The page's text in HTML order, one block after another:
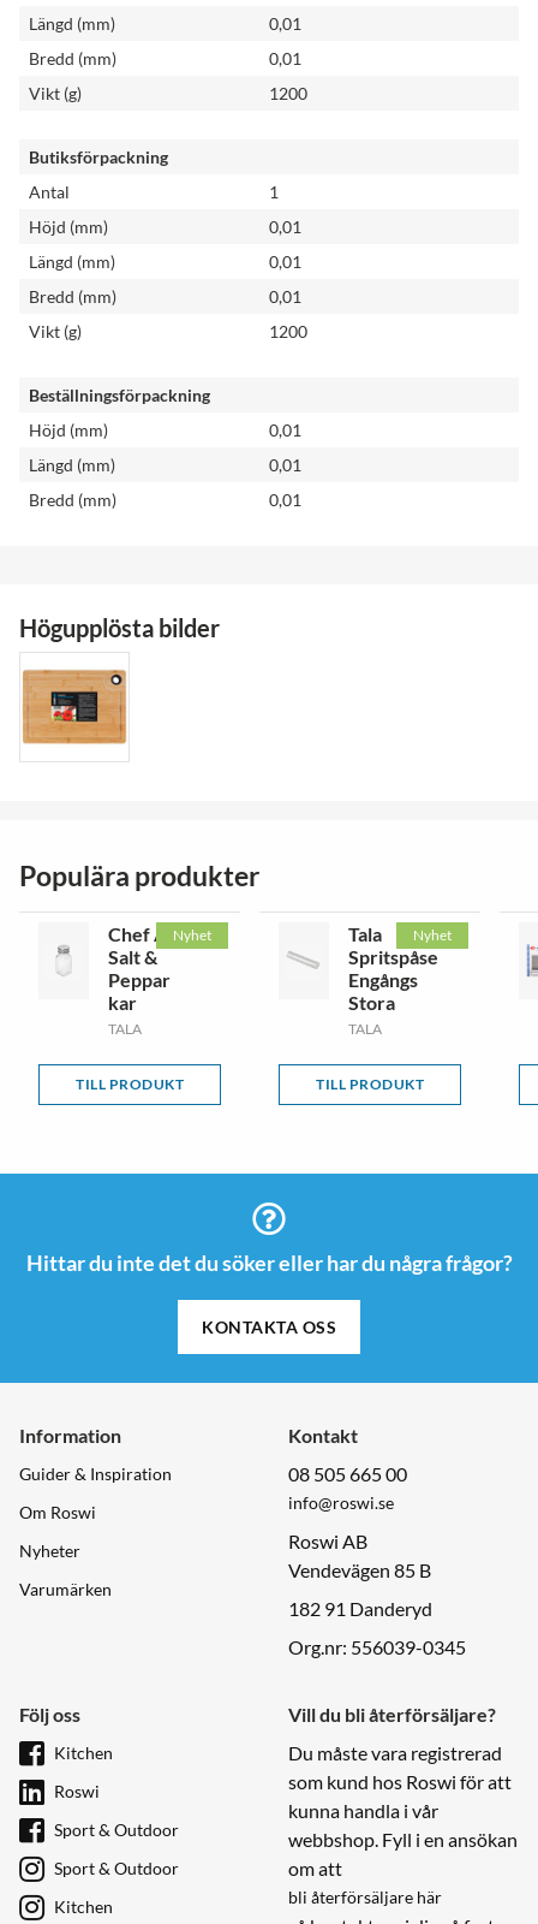
Längd (mm)
0,01
Bredd (mm)
0,01
Vikt (g)
1200
Butiksförpackning
Antal
1
Höjd (mm)
0,01
Längd (mm)
0,01
Bredd (mm)
0,01
Vikt (g)
1200
Beställningsförpackning
Höjd (mm)
0,01
Längd (mm)
0,01
Bredd (mm)
0,01
Högupplösta bilder
Populära produkter
Nyhet
Chef Aid
Salt &
Peppar
kar
TALA
TILL PRODUKT
Nyhet
Tala
Spritspåse
Engångs
Stora
TALA
TILL PRODUKT
Hittar du inte det du söker eller har du några frågor?
KONTAKTA OSS
Information
Guider & Inspiration
Om Roswi
Nyheter
Varumärken
Kontakt
08 505 665 00
info@roswi.se
Roswi AB
Vendevägen 85 B
182 91 Danderyd
Org.nr: 556039-0345
Följ oss
Kitchen
Roswi
Sport & Outdoor
Sport & Outdoor
Kitchen
Vill du bli återförsäljare?
Du måste vara registrerad
som kund hos Roswi för att
kunna handla i vår
webbshop. Fyll i en ansökan
om att
bli återförsäljare här